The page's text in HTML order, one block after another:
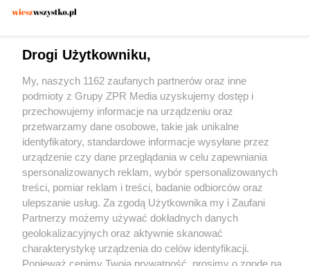
warunki stawia Ławrow?
Żaden utwór zamieszczony w serwisie nie może być powielany i
rozpowszechniany lub dalej rozpowszechniany w jakikolwiek sposób (w tym
także elektroniczny lub mechaniczny) na jakimkolwiek polu eksploatacji w
jakiejkolwiek formie, włącznie z umieszczaniem w Internecie bez pisemnej
zgody właściciela praw. Jakiekolwiek użycie lub wykorzystanie utworów w
całości lub w części z naruszeniem prawa, tzn. bez właściwej zgody, jest
zabronione pod groźbą kary i może być ścigane prawnie.
Drogi Użytkowniku,
My, naszych 1162 zaufanych partnerów oraz inne
podmioty z Grupy ZPR Media uzyskujemy dostęp i
przechowujemy informacje na urządzeniu oraz
przetwarzamy dane osobowe, takie jak unikalne
identyfikatory, standardowe informacje wysyłane przez
urządzenie czy dane przeglądania w celu zapewniania
spersonalizowanych reklam, wybór spersonalizowanych
treści, pomiar reklam i treści, badanie odbiorców oraz
ulepszanie usług. Za zgodą Użytkownika my i Zaufani
Partnerzy możemy używać dokładnych danych
geolokalizacyjnych oraz aktywnie skanować
charakterystykę urządzenia do celów identyfikacji.
Ponieważ cenimy Twoją prywatność, prosimy o zgodę na